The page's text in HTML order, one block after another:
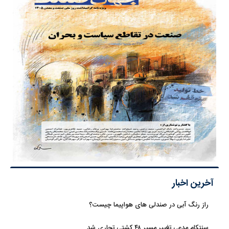
آخرین اخبار
راز رنگ آبی در صندلی های هواپیما چیست؟